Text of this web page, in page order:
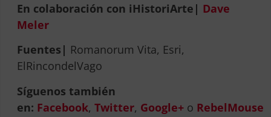
En colaboración con iHistoriArte| Dave
Meler
Fuentes| Romanorum Vita, Esri,
ElRincondelVago
Síguenos también
en: Facebook, Twitter, Google+o RebelMouse